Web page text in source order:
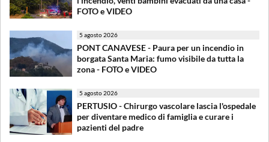
FOTO e VIDEO
5 agosto 2026
PONT CANAVESE - Paura per un incendio in
borgata Santa Maria: fumo visibile da tutta la
zona - FOTO e VIDEO
5 agosto 2026
PERTUSIO - Chirurgo vascolare lascia l'ospedale
per diventare medico di famiglia e curare i
pazienti del padre